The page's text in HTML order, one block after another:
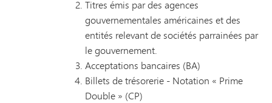
Titres émis par des agences
gouvernementales américaines et des
entités relevant de sociétés parrainées par
le gouvernement.
Acceptations bancaires (BA)
Billets de trésorerie - Notation « Prime
Double » (CP)